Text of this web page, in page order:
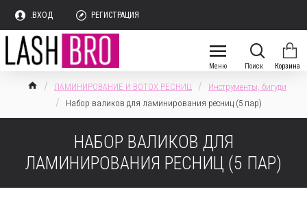
.ВХОД РЕГИСТРАЦИЯ
ЛАМИНИРОВАНИЕ И BOTOX РЕСНИЦ
Инструменты, бигуди
Набор валиков для ламинирования ресниц (5 пар)
НАБОР ВАЛИКОВ ДЛЯ
ЛАМИНИРОВАНИЯ РЕСНИЦ (5 ПАР)